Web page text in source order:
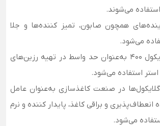
می‌شوند.
همچون صابون، تمیز کننده‌ها و جلا
می‌شود.
پلی اتیلن گلایکول 400 به‌عنوان حد واسط در تهیه ­رزین‌های
استفاده می­‌شود.
گلایکول‌ها در صنعت کاغذسازی به‌عنوان عامل
و براقی کاغذ، پایدار کننده و نرم
می­‌شود.